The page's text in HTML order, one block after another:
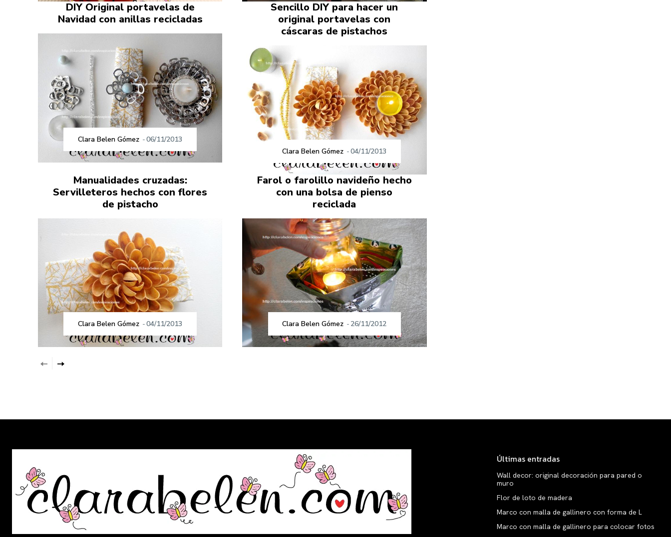
DIY Original portavelas de
Navidad con anillas recicladas
Clara Belen Gómez -06/11/2013
Sencillo DIY para hacer un
original portavelas con
cáscaras de pistachos
Clara Belen Gómez -04/11/2013
Manualidades cruzadas:
Servilleteros hechos con flores
de pistacho
Clara Belen Gómez -04/11/2013
Farol o farolillo navideño hecho
con una bolsa de pienso
reciclada
Clara Belen Gómez - 26/11/2012
Últimas entradas
Wall decor: original decoración para pared o
muro
Flor de loto de madera
Marco con malla de gallinero con forma de L
Marco con malla de gallinero para colocar fotos